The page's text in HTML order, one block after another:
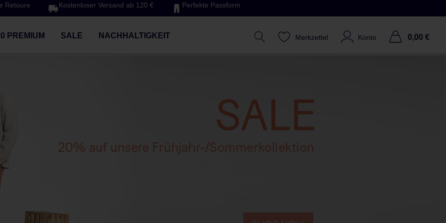
Retoure Kostenloser Versand ab 120 € Perfekte Passform
PREMIUM SALE NACHHALTIGKEIT Merkzettel Konto 0,00 €